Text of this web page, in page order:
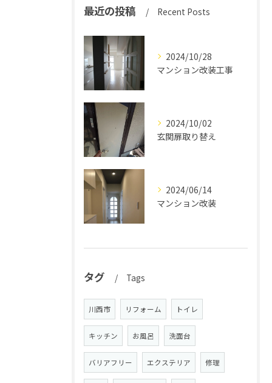
最近の投稿 Recent Posts
2024/10/28
マンション改装工事
2024/10/02
玄関扉取り替え
2024/06/14
マンション改装
タグ Tags
川西市 リフォーム トイレ
キッチン お風呂 洗面台
バリアフリー エクステリア 修理